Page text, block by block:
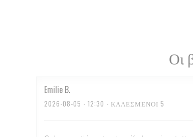
Οι
Emilie B
2026-08-05 - 12:30 - ΚΑΛΕΣΜΈΝΟΙ 5